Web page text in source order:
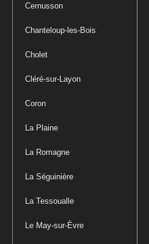
Cernusson
Chanteloup-les-Bois
Cholet
Cléré-sur-Layon
Coron
La Plaine
La Romagne
La Séguinière
La Tessoualle
Le May-sur-Èvre